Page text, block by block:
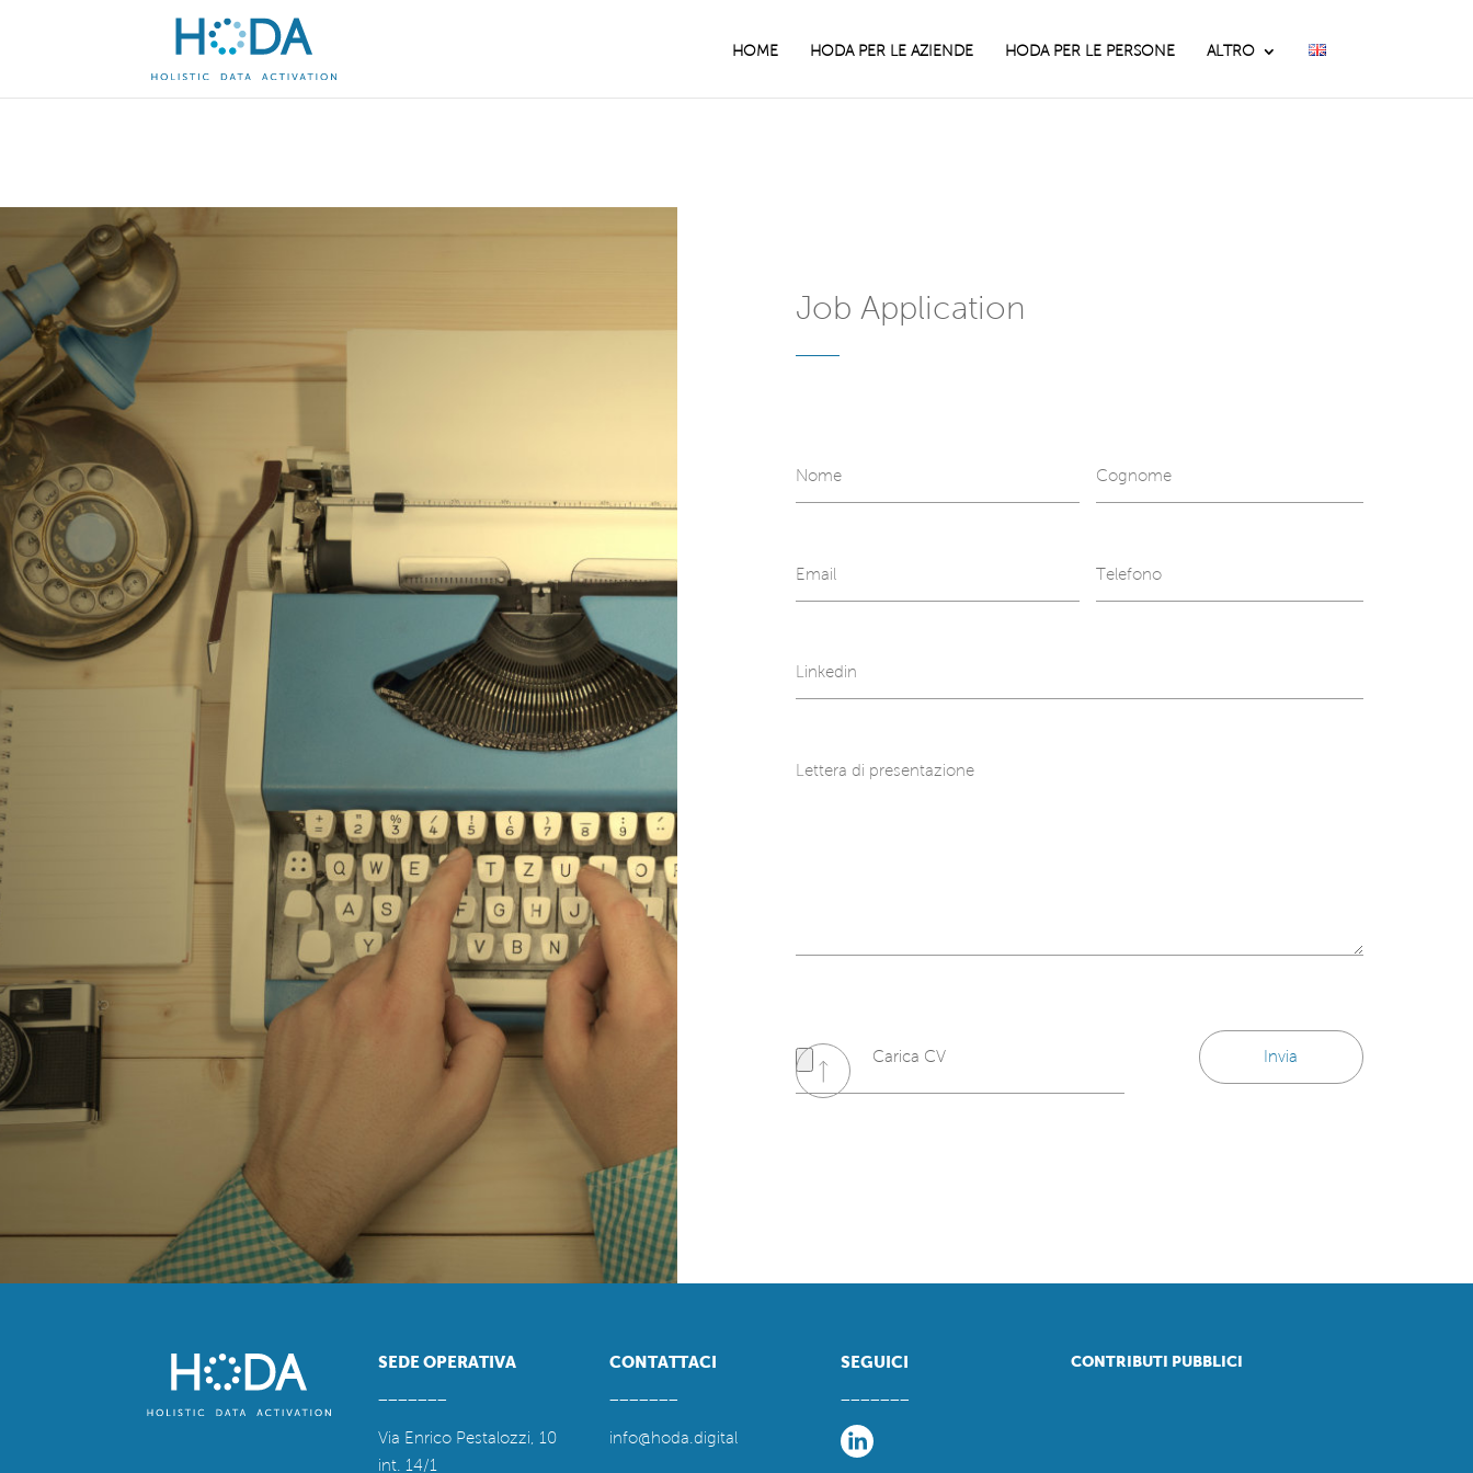
HOME HODA PER LE AZIENDE HODA PER LE PERSONE ALTRO
Job Application
Carica CV
SEDE OPERATIVA
Via Enrico Pestalozzi, 10
int. 14/1
CONTATTACI
info@hoda.digital
SEGUICI CONTRIBUTI PUBBLICI